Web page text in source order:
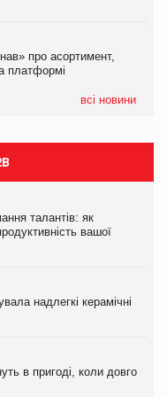
про асортимент,
платформі
всі новини
магазинів
талантів: як
вашої
надлегкі керамічні
в пригоді, коли довго